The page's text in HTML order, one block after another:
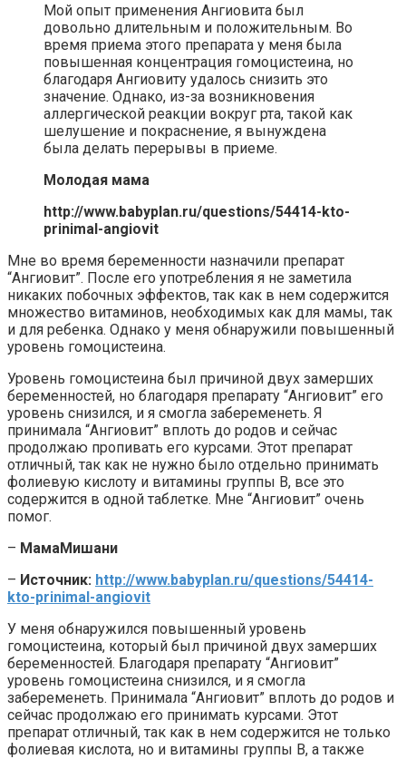
Мой опыт применения Ангиовита был
довольно длительным и положительным. Во
время приема этого препарата у меня была
повышенная концентрация гомоцистеина, но
благодаря Ангиовиту удалось снизить это
значение. Однако, из-за возникновения
аллергической реакции вокруг рта, такой как
шелушение и покраснение, я вынуждена
была делать перерывы в приеме.
Молодая мама
http://www.babyplan.ru/questions/54414-kto-
prinimal-angiovit
Мне во время беременности назначили препарат
“Ангиовит”. После его употребления я не заметила
никаких побочных эффектов, так как в нем содержится
множество витаминов, необходимых как для мамы, так
и для ребенка. Однако у меня обнаружили повышенный
уровень гомоцистеина.
Уровень гомоцистеина был причиной двух замерших
беременностей, но благодаря препарату “Ангиовит” его
уровень снизился, и я смогла забеременеть. Я
принимала “Ангиовит” вплоть до родов и сейчас
продолжаю пропивать его курсами. Этот препарат
отличный, так как не нужно было отдельно принимать
фолиевую кислоту и витамины группы В, все это
содержится в одной таблетке. Мне “Ангиовит” очень
помог.
– МамаМишани
– Источник: http://www.babyplan.ru/questions/54414-
kto-prinimal-angiovit
У меня обнаружился повышенный уровень
гомоцистеина, который был причиной двух замерших
беременностей. Благодаря препарату “Ангиовит”
уровень гомоцистеина снизился, и я смогла
забеременеть. Принимала “Ангиовит” вплоть до родов и
сейчас продолжаю его принимать курсами. Этот
препарат отличный, так как в нем содержится не только
фолиевая кислота, но и витамины группы В, а также